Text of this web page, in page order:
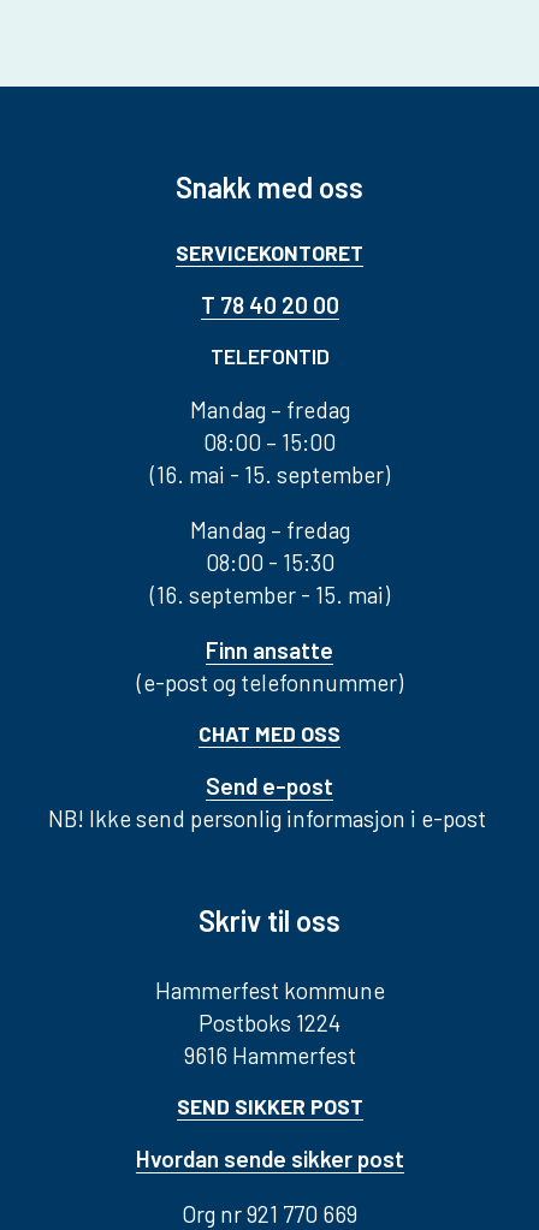
Snakk med oss
SERVICEKONTORET
T 78 40 20 00
TELEFONTID
Mandag – fredag
08:00 – 15:00
(16. mai - 15. september)
Mandag – fredag
08:00 - 15:30
(16. september - 15. mai)
Finn ansatte
(e-post og telefonnummer)
CHAT MED OSS
Send e-post
NB! Ikke send personlig informasjon i e-post
Skriv til oss
Hammerfest kommune
Postboks 1224
9616 Hammerfest
SEND SIKKER POST
Hvordan sende sikker post
Org nr 921 770 669